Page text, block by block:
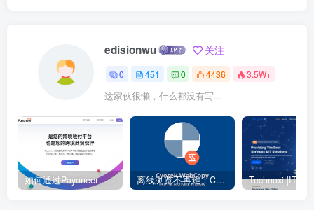
edisionwu 关注
0 451 0 4436 3.5W+
这家伙很懒，什么都没有写...
如何通过Payoneer派安盈转账？ – 电商独立站 离线浏览不再难：Cyotek WebCopy 助你轻松下载整站